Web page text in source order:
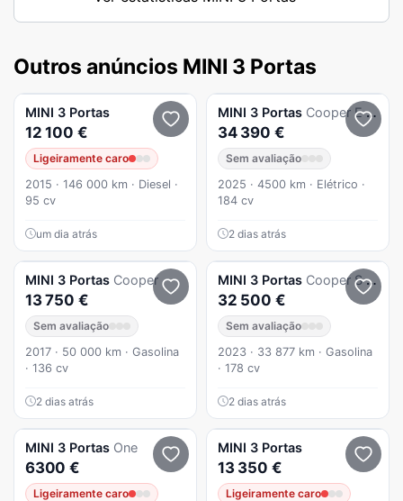
Outros anúncios MINI 3 Portas
MINI 3 Portas
12 100 €
Ligeiramente caro
2015 · 146 000 km · Diesel ·
95 cv
um dia atrás
MINI 3 Portas Cooper E Favoured M
34 390 €
Sem avaliação
2025 · 4500 km · Elétrico ·
184 cv
2 dias atrás
MINI 3 Portas Cooper
13 750 €
Sem avaliação
2017 · 50 000 km · Gasolina
· 136 cv
2 dias atrás
MINI 3 Portas Cooper S Resolute Edition Auto
32 500 €
Sem avaliação
2023 · 33 877 km · Gasolina
· 178 cv
2 dias atrás
MINI 3 Portas One
6300 €
Ligeiramente caro
MINI 3 Portas
13 350 €
Ligeiramente caro